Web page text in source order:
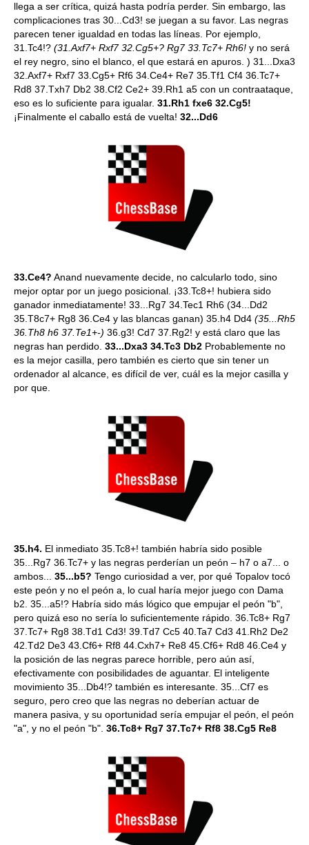
llega a ser crítica, quizá hasta podría perder. Sin embargo, las
complicaciones tras 30...Cd3! se juegan a su favor. Las negras
parecen tener igualdad en todas las líneas. Por ejemplo,
31.Tc4!? (31.Axf7+ Rxf7 32.Cg5+? Rg7 33.Tc7+ Rh6! y no será
el rey negro, sino el blanco, el que estará en apuros. ) 31...Dxa3
32.Axf7+ Rxf7 33.Cg5+ Rf6 34.Ce4+ Re7 35.Tf1 Cf4 36.Tc7+
Rd8 37.Txh7 Db2 38.Cf2 Ce2+ 39.Rh1 a5 con un contraataque,
eso es lo suficiente para igualar. 31.Rh1 fxe6 32.Cg5!
¡Finalmente el caballo está de vuelta! 32...Dd6
33.Ce4? Anand nuevamente decide, no calcularlo todo, sino
mejor optar por un juego posicional. ¡33.Tc8+! hubiera sido
ganador inmediatamente! 33...Rg7 34.Tec1 Rh6 (34...Dd2
35.T8c7+ Rg8 36.Ce4 y las blancas ganan) 35.h4 Dd4 (35...Rh5
36.Th8 h6 37.Te1+-) 36.g3! Cd7 37.Rg2! y está claro que las
negras han perdido. 33...Dxa3 34.Tc3 Db2 Probablemente no
es la mejor casilla, pero también es cierto que sin tener un
ordenador al alcance, es difícil de ver, cuál es la mejor casilla y
por que.
35.h4. El inmediato 35.Tc8+! también habría sido posible
35...Rg7 36.Tc7+ y las negras perderían un peón – h7 o a7... o
ambos... 35...b5? Tengo curiosidad a ver, por qué Topalov tocó
este peón y no el peón a, lo cual haría mejor juego con Dama
b2. 35...a5!? Habría sido más lógico que empujar el peón "b",
pero quizá eso no sería lo suficientemente rápido. 36.Tc8+ Rg7
37.Tc7+ Rg8 38.Td1 Cd3! 39.Td7 Cc5 40.Ta7 Cd3 41.Rh2 De2
42.Td2 De3 43.Cf6+ Rf8 44.Cxh7+ Re8 45.Cf6+ Rd8 46.Ce4 y
la posición de las negras parece horrible, pero aún así,
efectivamente con posibilidades de aguantar. El inteligente
movimiento 35...Db4!? también es interesante. 35...Cf7 es
seguro, pero creo que las negras no deberían actuar de
manera pasiva, y su oportunidad sería empujar el peón, el peón
"a", y no el peón "b". 36.Tc8+ Rg7 37.Tc7+ Rf8 38.Cg5 Re8